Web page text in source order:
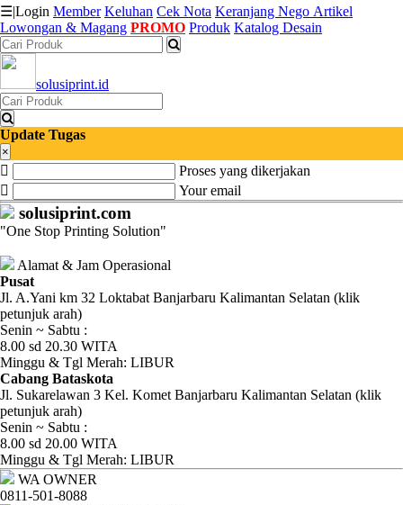
Katalog
Produk
Petugas
Riwayat
Transaksi
Tagihan
Berjalan
Pembayaran
Pendapatan
Fee
Ganti
Password
Logout
☰|Login Member Keluhan Cek Nota Keranjang Nego Artikel
Lowongan & Magang PROMO Produk Katalog Desain
solusiprint.id
Update Tugas
×
Proses yang dikerjakan
Your email
solusiprint.com
"One Stop Printing Solution"
Alamat & Jam Operasional
Pusat
Jl. A.Yani km 32 Loktabat Banjarbaru Kalimantan Selatan (klik
petunjuk arah)
Senin ~ Sabtu :
8.00 sd 20.30 WITA
Minggu & Tgl Merah: LIBUR
Cabang Bataskota
Jl. Sukarelawan 3 Kel. Komet Banjarbaru Kalimantan Selatan (klik
petunjuk arah)
Senin ~ Sabtu :
8.00 sd 20.00 WITA
Minggu & Tgl Merah: LIBUR
WA OWNER
0811-501-8088